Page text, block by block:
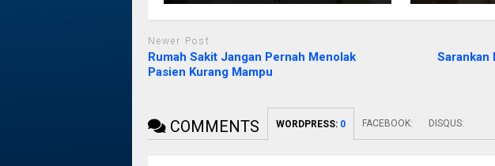
Newer Post
Rumah Sakit Jangan Pernah Menolak
Pasien Kurang Mampu
Sarankan
COMMENTS WORDPRESS: 0 FACEBOOK: DISQUS: